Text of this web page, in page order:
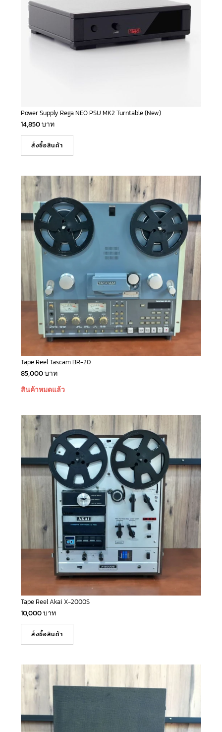
Power Supply Rega NEO PSU MK2 Turntable (New)
14,850บาท
สั่งซื้อสินค้า
Tape Reel Tascam BR-20
85,000บาท
สินค้าหมดแล้ว
Tape Reel Akai X-2000S
10,000บาท
สั่งซื้อสินค้า